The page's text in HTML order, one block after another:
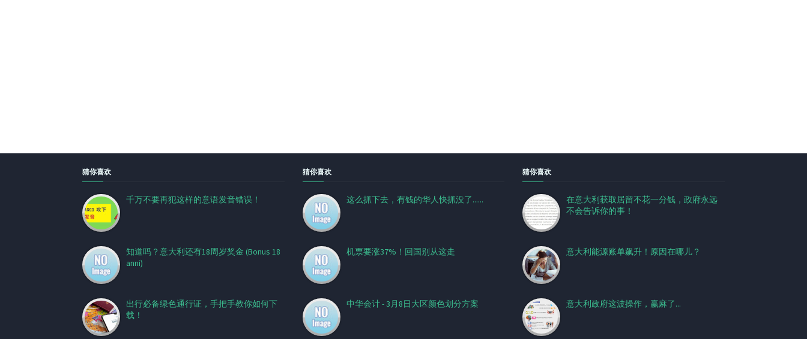
猜你喜欢
千万不要再犯这样的意语发音错误！
知道吗？意大利还有18周岁奖金 (Bonus 18
anni)
出行必备绿色通行证，手把手教你如何下
载！
猜你喜欢
这么抓下去，有钱的华人快抓没了......
机票要涨37%！回国别从这走
中华会计 - 3月8日大区颜色划分方案
猜你喜欢
在意大利获取居留不花一分钱，政府永远
不会告诉你的事！
意大利能源账单飙升！原因在哪儿？
意大利政府这波操作，赢麻了...